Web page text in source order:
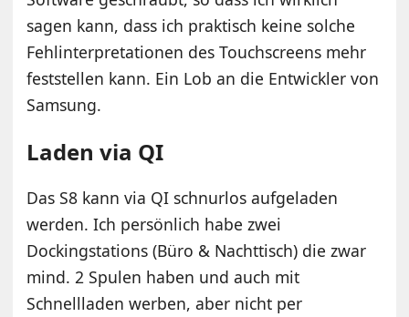
sagen kann, dass ich praktisch keine solche
Fehlinterpretationen des Touchscreens mehr
feststellen kann. Ein Lob an die Entwickler von
Samsung.
Laden via QI
Das S8 kann via QI schnurlos aufgeladen
werden. Ich persönlich habe zwei
Dockingstations (Büro & Nachttisch) die zwar
mind. 2 Spulen haben und auch mit
Schnellladen werben, aber nicht per